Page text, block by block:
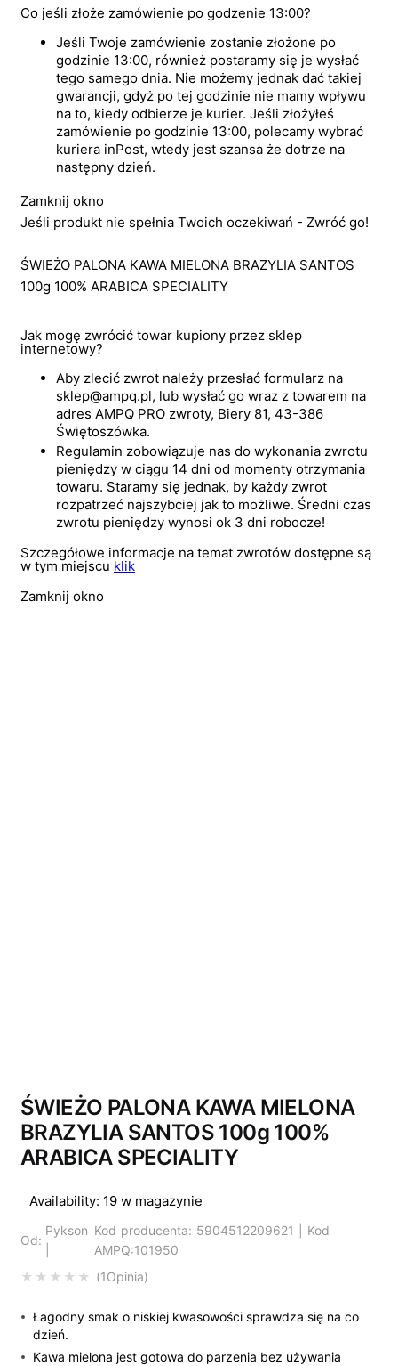
Co jeśli złoże zamówienie po godzenie 13:00?
Jeśli Twoje zamówienie zostanie złożone po
godzinie 13:00, również postaramy się je wysłać
tego samego dnia. Nie możemy jednak dać takiej
gwarancji, gdyż po tej godzinie nie mamy wpływu
na to, kiedy odbierze je kurier. Jeśli złożyłeś
zamówienie po godzinie 13:00, polecamy wybrać
kuriera inPost, wtedy jest szansa że dotrze na
następny dzień.
Zamknij okno
Jeśli produkt nie spełnia Twoich oczekiwań - Zwróć go!
ŚWIEŻO PALONA KAWA MIELONA BRAZYLIA SANTOS
100g 100% ARABICA SPECIALITY
Jak mogę zwrócić towar kupiony przez sklep
internetowy?
Aby zlecić zwrot należy przesłać formularz na
sklep@ampq.pl, lub wysłać go wraz z towarem na
adres AMPQ PRO zwroty, Biery 81, 43-386
Świętoszówka.
Regulamin zobowiązuje nas do wykonania zwrotu
pieniędzy w ciągu 14 dni od momenty otrzymania
towaru. Staramy się jednak, by każdy zwrot
rozpatrzeć najszybciej jak to możliwe. Średni czas
zwrotu pieniędzy wynosi ok 3 dni robocze!
Szczegółowe informacje na temat zwrotów dostępne są
w tym miejscu klik
Zamknij okno
ŚWIEŻO PALONA KAWA MIELONA
BRAZYLIA SANTOS 100g 100%
ARABICA SPECIALITY
1Opinia
Availability: 19 w magazynie
Od:
Pykson Kod producenta: 5904512209621 | Kod
AMPQ:101950
Łagodny smak o niskiej kwasowości sprawdza się na co
dzień.
Kawa mielona jest gotowa do parzenia bez używania